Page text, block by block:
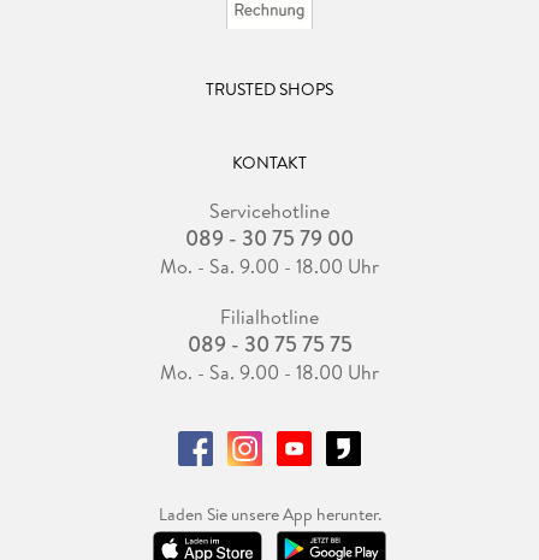
TRUSTED SHOPS
KONTAKT
Servicehotline
089 - 30 75 79 00
Mo. - Sa. 9.00 - 18.00 Uhr
Filialhotline
089 - 30 75 75 75
Mo. - Sa. 9.00 - 18.00 Uhr
Laden Sie unsere App herunter.